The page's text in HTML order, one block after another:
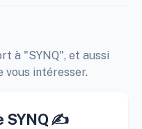
à "SYNQ", et aussi
intéresser.
SYNQ ✍️